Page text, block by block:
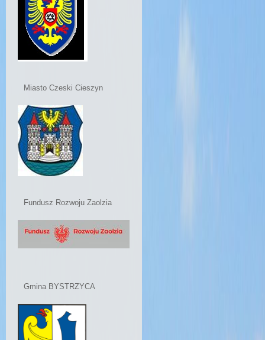
Miasto Czeski Cieszyn
Fundusz Rozwoju Zaolzia
Gmina BYSTRZYCA